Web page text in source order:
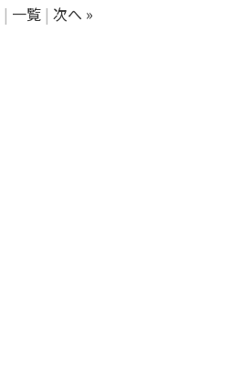
一覧 次へ »